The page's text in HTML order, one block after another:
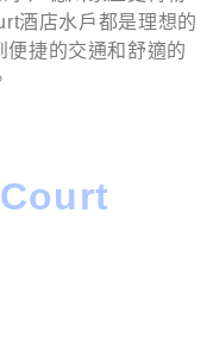
酒店水戶都是理想的
便捷的交通和舒適的